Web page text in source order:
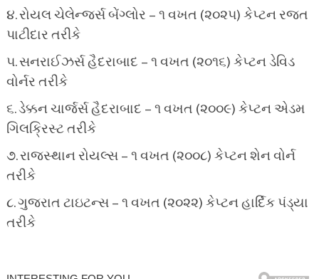
૪. રોયલ ચેલેન્જર્સ બેંગ્લોર – ૧ વખત (૨૦૨૫) કેપ્ટન રજત
પાટીદાર તરીકે
૫. સનરાઈઝર્સ હૈદરાબાદ – ૧ વખત (૨૦૧૬) કેપ્ટન ડેવિડ
વોર્નર તરીકે
૬. ડેક્કન ચાર્જર્સ હૈદરાબાદ – ૧ વખત (૨૦૦૯) કેપ્ટન એડમ
ગિલક્રિસ્ટ તરીકે
૭. રાજસ્થાન રોયલ્સ – ૧ વખત (૨૦૦૮) કેપ્ટન શેન વોર્ન
તરીકે
૮. ગુજરાત ટાઇટન્સ – ૧ વખત (૨૦૨૨) કેપ્ટન હાર્દિક પંડ્યા
તરીકે